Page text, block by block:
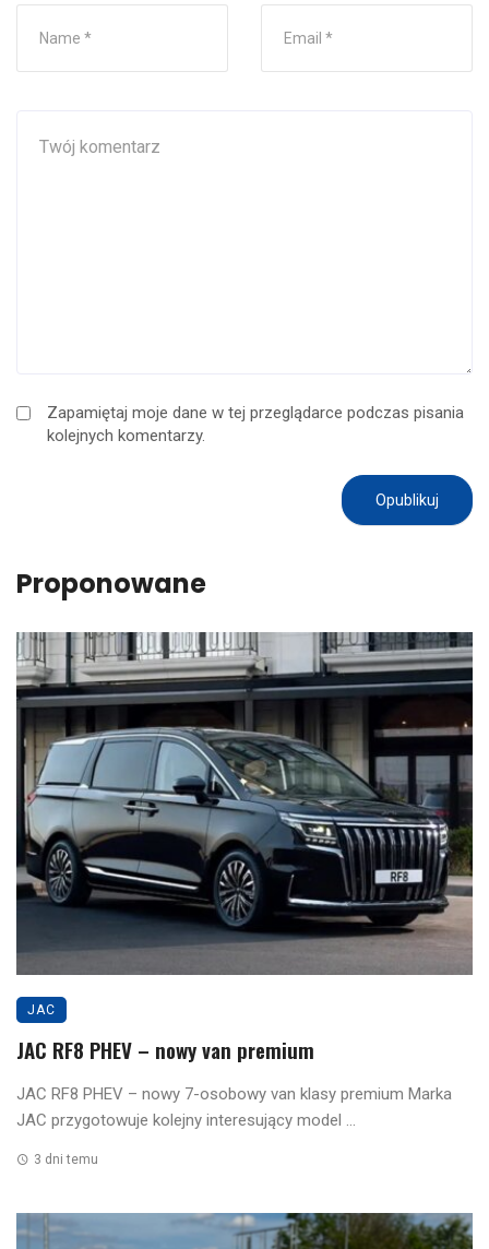
Zapamiętaj moje dane w tej przeglądarce podczas pisania
kolejnych komentarzy.
Proponowane
JAC
JAC RF8 PHEV – nowy van premium
JAC RF8 PHEV – nowy 7-osobowy van klasy premium Marka
JAC przygotowuje kolejny interesujący model ...
3 dni temu